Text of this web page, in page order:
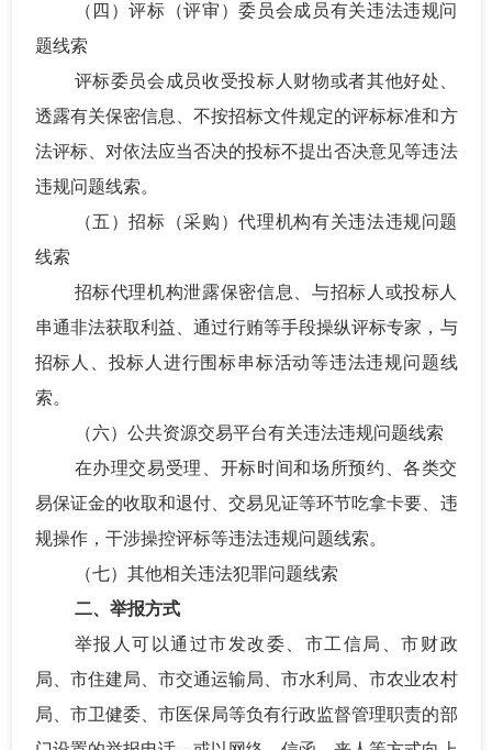
（四）评标（评审）委员会成员有关违法违规问
题线索
评标委员会成员收受投标人财物或者其他好处、
透露有关保密信息、不按招标文件规定的评标标准和方
法评标、对依法应当否决的投标不提出否决意见等违法
违规问题线索。
（五）招标（采购）代理机构有关违法违规问题
线索
招标代理机构泄露保密信息、与招标人或投标人
串通非法获取利益、通过行贿等手段操纵评标专家，与
招标人、投标人进行围标串标活动等违法违规问题线
索。
（六）公共资源交易平台有关违法违规问题线索
在办理交易受理、开标时间和场所预约、各类交
易保证金的收取和退付、交易见证等环节吃拿卡要、违
规操作，干涉操控评标等违法违规问题线索。
（七）其他相关违法犯罪问题线索
二、举报方式
举报人可以通过市发改委、市工信局、市财政
局、市住建局、市交通运输局、市水利局、市农业农村
局、市卫健委、市医保局等负有行政监督管理职责的部